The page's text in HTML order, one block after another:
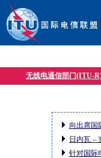
无线电通信部门(ITU-
向出席国
日内瓦 –
针对国际